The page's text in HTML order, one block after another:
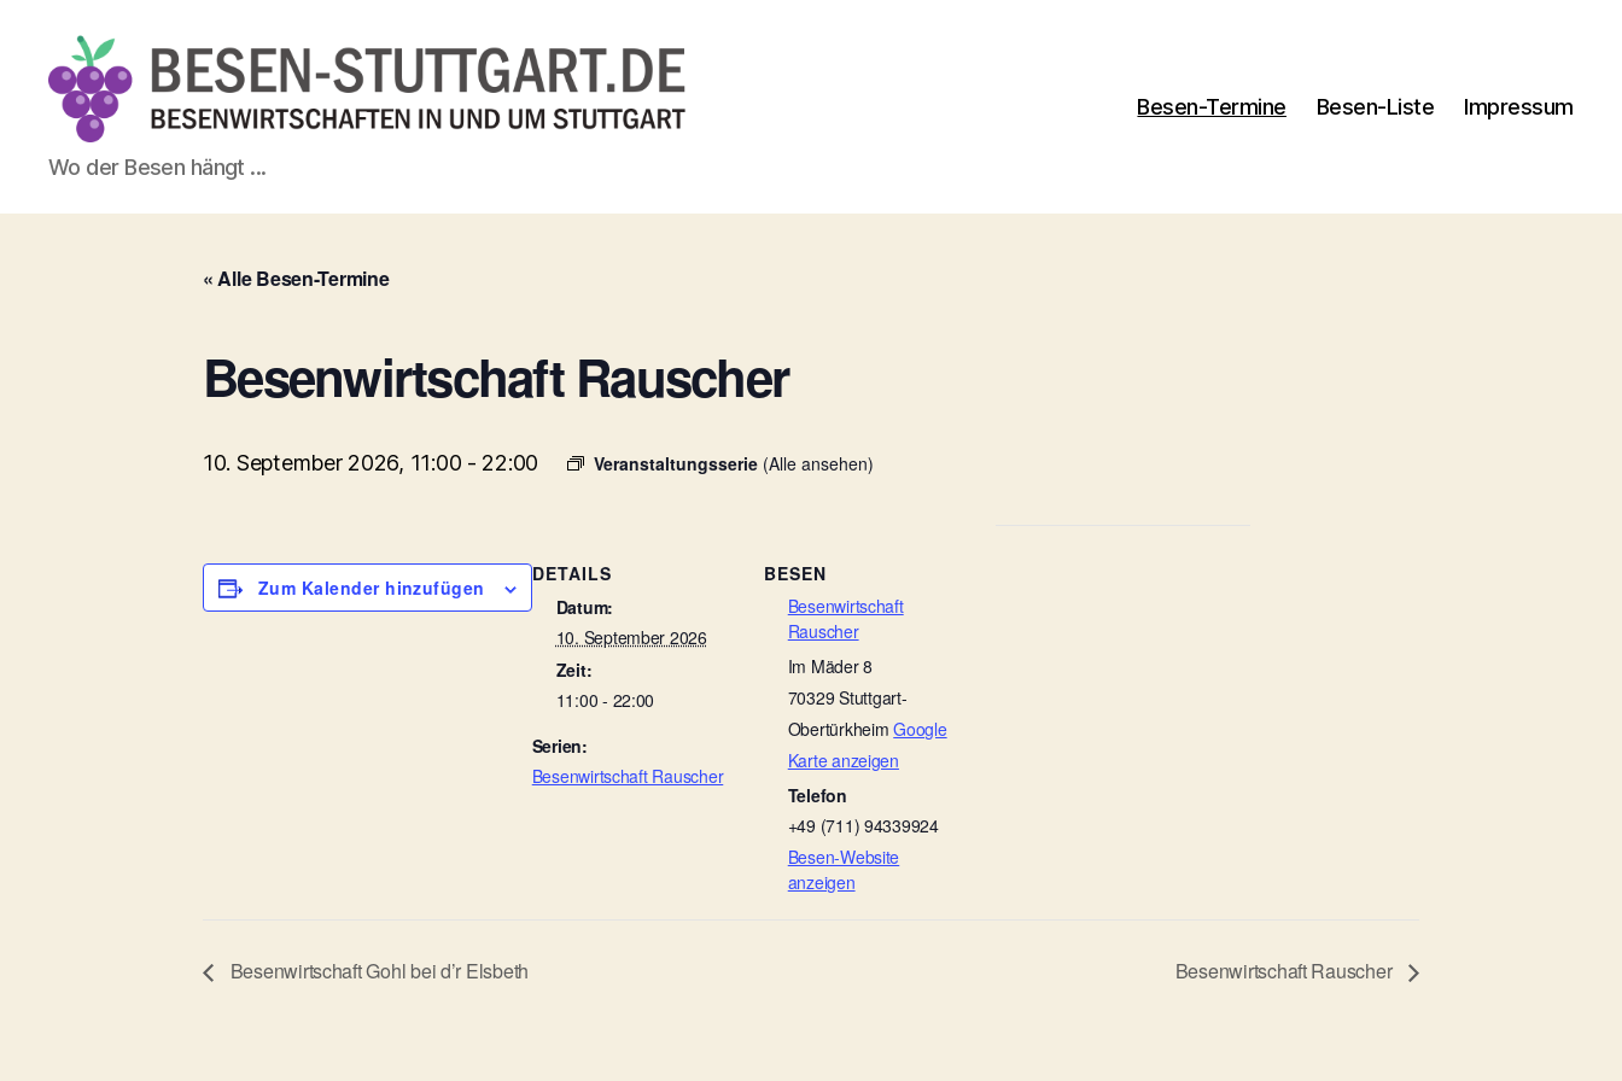
Besen-
Stuttgart.de
Wo der Besen hängt ...
Besen-Termine Besen-Liste Impressum
« Alle Besen-Termine
Besenwirtschaft Rauscher
10. September 2026, 11:00 - 22:00 Veranstaltungsserie (Alle ansehen)
Zum Kalender hinzufügen
DETAILS
Datum:
10. September 2026
Zeit:
11:00 - 22:00
Serien:
Besenwirtschaft Rauscher
BESEN
Besenwirtschaft
Rauscher
Im Mäder 8
70329 Stuttgart-
Obertürkheim Google
Karte anzeigen
Telefon
+49 (711) 94339924
Besen-Website
anzeigen
Besenwirtschaft Gohl bei d’r Elsbeth Besenwirtschaft Rauscher